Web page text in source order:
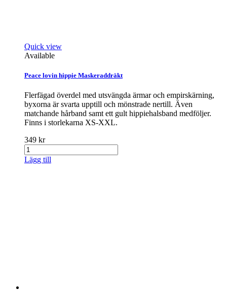
Quick view
Available
Peace lovin hippie Maskeraddräkt
Flerfägad överdel med utsvängda ärmar och empirskärning,
byxorna är svarta upptill och mönstrade nertill. Även
matchande hårband samt ett gult hippiehalsband medföljer.
Finns i storlekarna XS-XXL.
349 kr
Lägg till